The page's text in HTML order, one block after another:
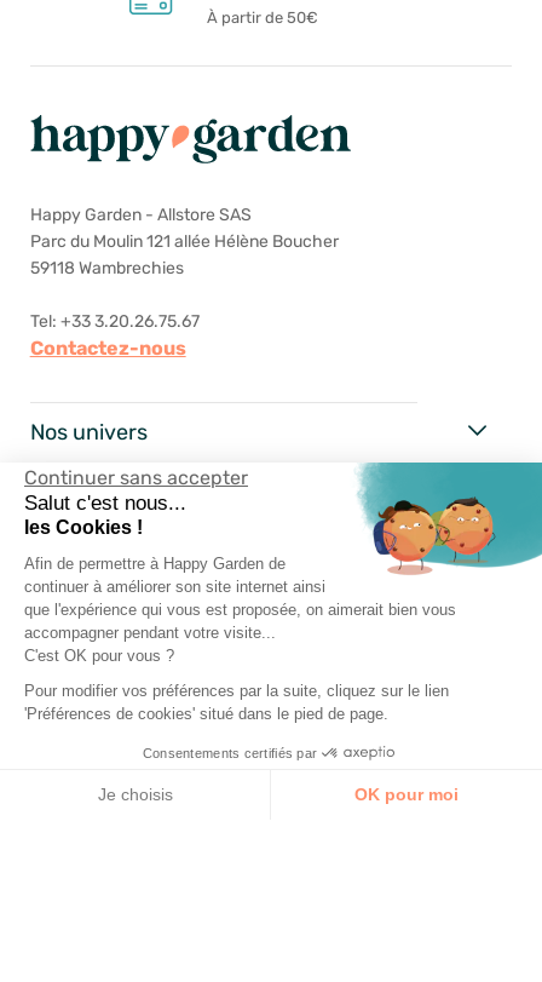
Continuer sans accepter
Salut c'est nous...
les Cookies !
Afin de permettre à Happy Garden de
continuer à améliorer son site internet ainsi
que l'expérience qui vous est proposée, on aimerait bien vous
accompagner pendant votre visite...
C'est OK pour vous ?
Pour modifier vos préférences par la suite, cliquez sur le lien
'Préférences de cookies' situé dans le pied de page.
Consentements certifiés par
Je choisis OK pour moi
À partir de 50€
Happy Garden - Allstore SAS
Parc du Moulin 121 allée Hélène Boucher
59118 Wambrechies
Tel: +33 3.20.26.75.67
Contactez-nous
Nos univers
Happy Garden
Nos services
Suivez-nous